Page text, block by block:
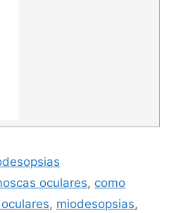
oculares, como
, miodesopsias,